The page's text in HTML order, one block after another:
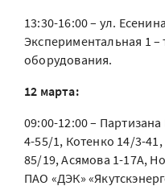
13:30-16:00 – ул.
Экспериментальная 1
оборудования.
12 марта:
09:00-12:00 –
4-55/1, Котенко 14/3-
85/19, Асямова 1-17А,
ПАО «ДЭК»